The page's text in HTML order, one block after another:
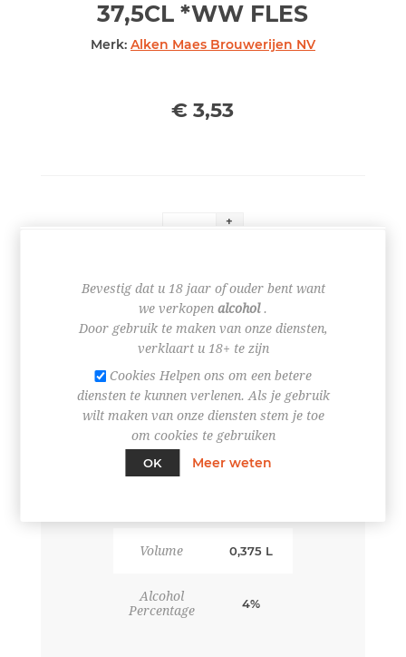
37,5CL *WW FLES
Merk: Alken Maes Brouwerijen NV
€ 3,53
+
BESTEL NU!
SPECIFICATIES
Volume 0,375 L
Alcohol
Percentage
4%
Bevestig dat u 18 jaar of ouder bent want
we verkopen alcohol.
Door gebruik te maken van onze diensten,
verklaart u 18+ te zijn
Cookies Helpen ons om een betere
diensten te kunnen verlenen. Als je gebruik
wilt maken van onze diensten stem je toe
om cookies te gebruiken
OK
Meer weten